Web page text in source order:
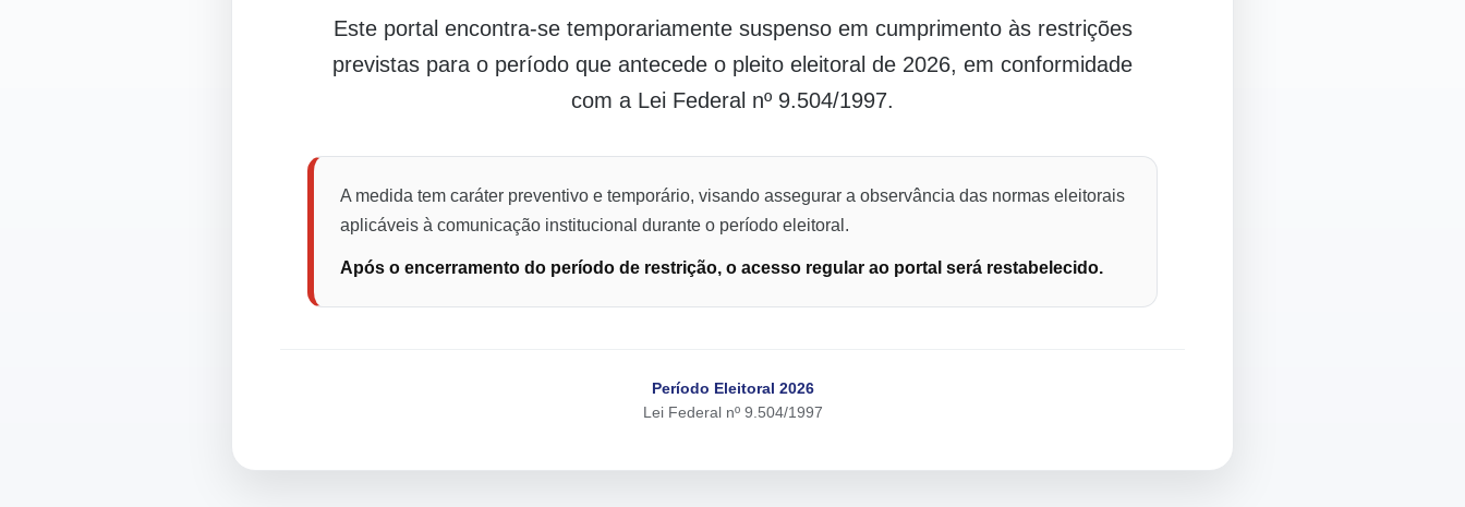
Este portal encontra-se temporariamente suspenso em cumprimento às restrições
previstas para o período que antecede o pleito eleitoral de 2026, em conformidade
com a Lei Federal nº 9.504/1997.
A medida tem caráter preventivo e temporário, visando assegurar a observância das normas eleitorais
aplicáveis à comunicação institucional durante o período eleitoral.
Após o encerramento do período de restrição, o acesso regular ao portal será restabelecido.
Período Eleitoral 2026
Lei Federal nº 9.504/1997